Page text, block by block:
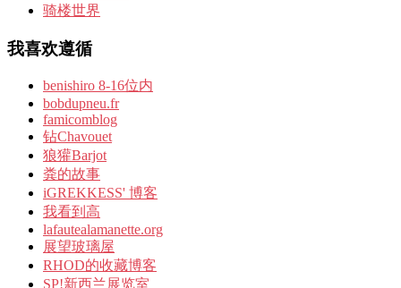
骑楼世界
我喜欢遵循
benishiro 8-16位内
bobdupneu.fr
famicomblog
钻Chavouet
狼獾Barjot
粪的故事
iGREKKESS' 博客
我看到高
lafautealamanette.org
展望玻璃屋
RHOD的收藏博客
SP!新西兰展览室